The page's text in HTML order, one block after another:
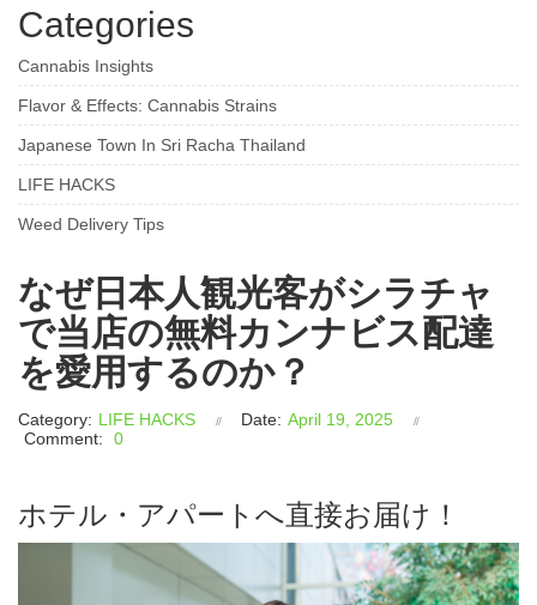
Categories
Cannabis Insights
Flavor & Effects: Cannabis Strains
Japanese Town In Sri Racha Thailand
LIFE HACKS
Weed Delivery Tips
なぜ日本人観光客がシラチャ
で当店の無料カンナビス配達
を愛用するのか？
Category: LIFE HACKS Date: April 19, 2025
Comment:
0
ホテル・アパートへ直接お届け！